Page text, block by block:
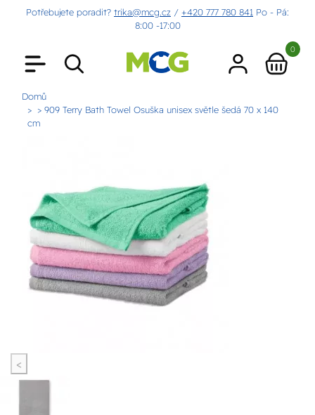
Potřebujete poradit? trika@mcg.cz / +420 777 780 841 Po - Pá:
8:00 -17:00
0
Domů
> 909 Terry Bath Towel Osuška unisex světle šedá 70 x 140
cm
<